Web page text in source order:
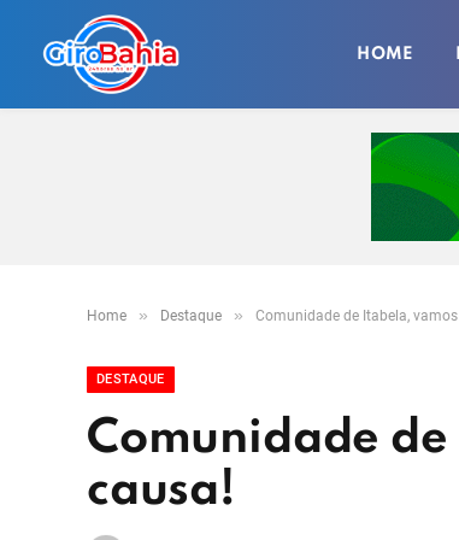
HOME
Home » Destaque » Comunidade de Itabela,
DESTAQUE
Comunidade
causa!